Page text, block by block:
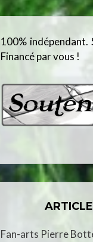
100% indépendant.
Financé par vous !
Fan-arts Pierre